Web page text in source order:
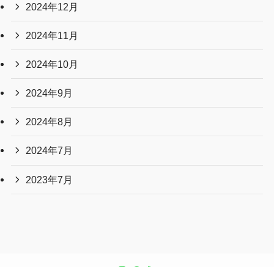
2024年12月
2024年11月
2024年10月
2024年9月
2024年8月
2024年7月
2023年7月